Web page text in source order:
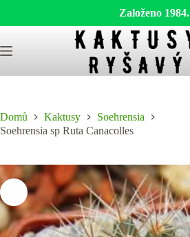
Založeno 1984.
to
content
Domů Kaktusy
Soehrensia
Soehrensia sp Ruta Canacolles